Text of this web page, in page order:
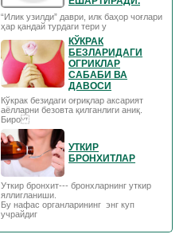
“Илик узилди” даври, илк баҳор чоғлари
ҳар қандай турдаги тери у
КЎКРАК
БЕЗЛАРИДАГИ
ОГРИКЛАР
САБАБИ ВА
ДАВОСИ
Кўкрак безидаги оғриқлар аксарият
аёлларни безовта қилганлиги аниқ.
Биро
УТКИР
БРОНХИТЛАР
Уткир бронхит--- бронхларнинг уткир
яллигланиши.
Бу нафас органларининг энг куп
учрайдиг